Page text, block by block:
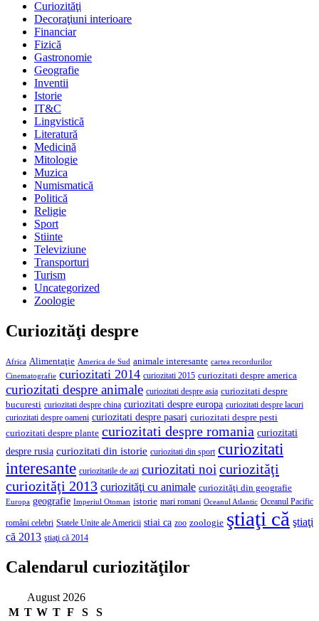
Curiozităţi
Decoraţiuni interioare
Financiar
Fizică
Gastronomie
Geografie
Inventii
Istorie
IT&C
Lingvistică
Literatură
Medicină
Mitologie
Muzica
Numismatică
Politică
Religie
Sport
Stiinte
Televiziune
Transporturi
Turism
Uncategorized
Zoologie
Curiozităţi despre
Africa Alimentaţie America de Sud animale interesante cartea recordurilor
Cinematografie curiozitati 2014 curiozitati 2015 curiozitati despre america
curiozitati despre animale curiozitati despre asia curiozitati despre
bucuresti curiozitati despre china curiozitati despre europa curiozitati despre lacuri
curiozitati despre oameni curiozitati despre pasari curiozitati despre pesti
curiozitati despre plante curiozitati despre romania curiozitati
despre rusia curiozitati din istorie curiozitati din sport curiozitati
interesante curiozitatile de azi curiozitati noicuriozităţi
curiozităţi 2013 curiozităţi cu animale curiozităţi din geografie
Europa geografie Imperiul Otoman istorie mari romani Oceanul Atlantic Oceanul Pacific
români celebri Statele Unite ale Americii stiai ca zoo zoologie ştiaţi că ştiaţi
că 2013 ştiaţi că 2014
Calendarul curiozităţilor
August 2026
M T W T F S
S